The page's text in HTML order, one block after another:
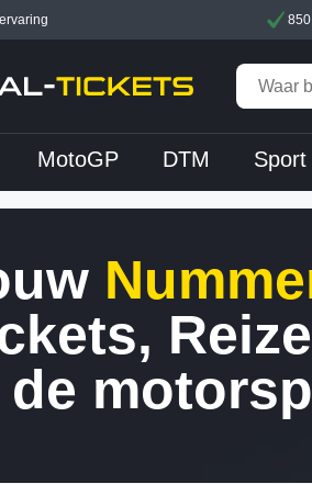
MotoGP DTM Sport
de